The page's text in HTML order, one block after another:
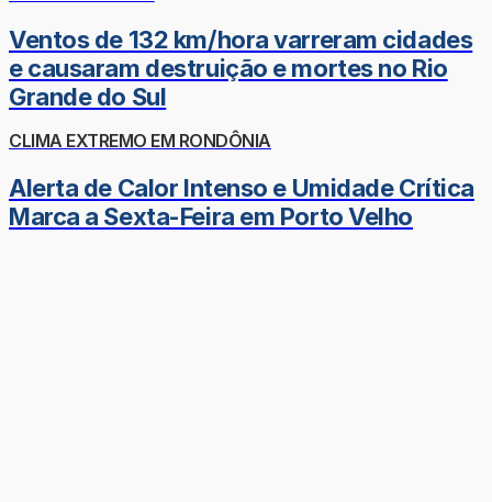
Ventos de 132 km/hora varreram cidades
e causaram destruição e mortes no Rio
Grande do Sul
CLIMA EXTREMO EM RONDÔNIA
Alerta de Calor Intenso e Umidade Crítica
Marca a Sexta-Feira em Porto Velho